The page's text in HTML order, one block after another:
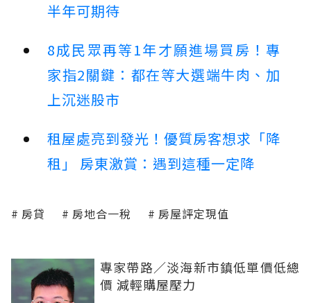
半年可期待
8成民眾再等1年才願進場買房！專
家指2關鍵：都在等大選端牛肉、加
上沉迷股市
租屋處亮到發光！優質房客想求「降
租」 房東激賞：遇到這種一定降
房貸 房地合一稅 房屋評定現值
專家帶路／淡海新市鎮低單價低總
價 減輕購屋壓力